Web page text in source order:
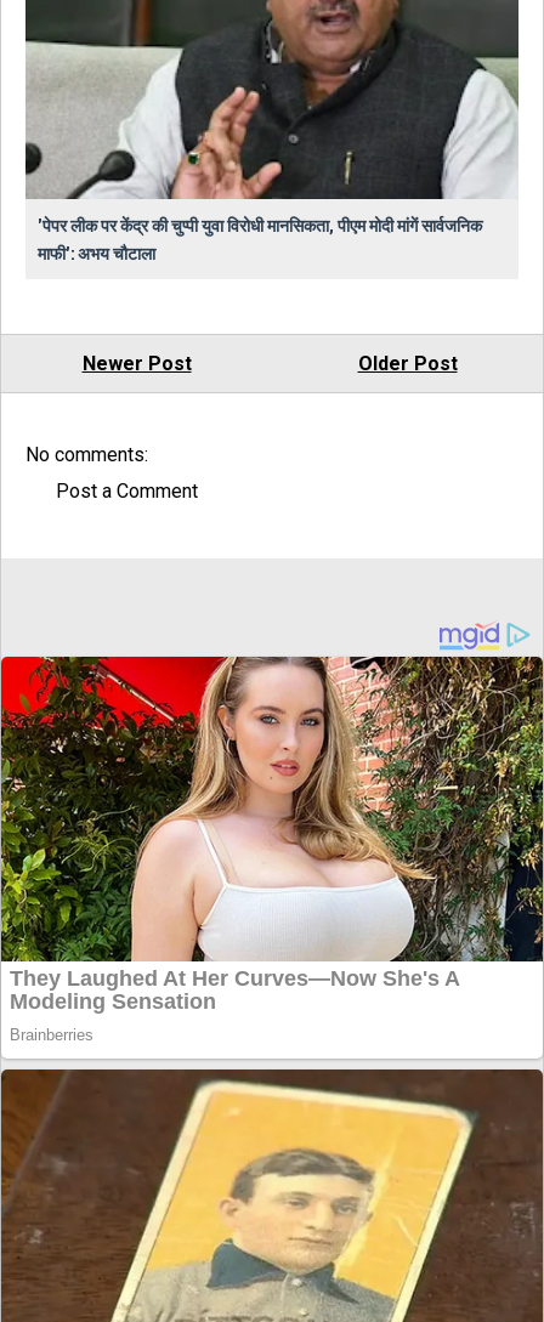
'पेपर लीक पर केंद्र की चुप्पी युवा विरोधी मानसिकता, पीएम मोदी मांगें सार्वजनिक
माफी': अभय चौटाला
Newer Post Older Post
No comments:
Post a Comment